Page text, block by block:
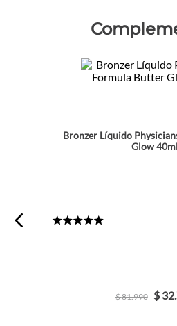
Bronzer Líquido
Glow 40ml
$81.990 $ 32.